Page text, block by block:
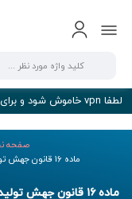
لطفا vpn خاموش شود و برای دریافت موجودی و قیمت به روز با ما ارتباط بگیرید
صفحه
ماده ۱۶ قانون جهش تولید دانش‌بنیان؛ الزام صنایع به انرژی تجدیدپذیر
ماده ۱۶ قانون جهش تولید دانش‌بنیان؛ الزام صنایع به انرژی تجدیدپذیر